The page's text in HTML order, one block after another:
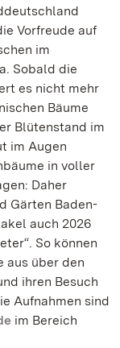
Vorfreude auf
im
Sobald die
es nicht mehr
Bäume
Blütenstand im
im Augen
in voller
Daher
Gärten Baden-
auch 2026
So können
aus über den
ihren Besuch
Aufnahmen sind
im Bereich